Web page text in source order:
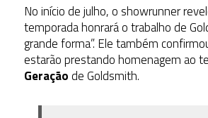
No início de julho, o showrunner
temporada honrará o trabalho de
grande forma”. Ele também
estarão prestando homenagem ao
Geraçãode Goldsmith.